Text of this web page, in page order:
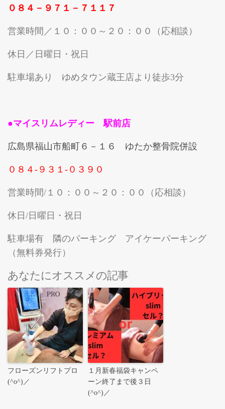
０８４－９７１－７１１７
営業時間／１０：００～２０：００（応相談）
休日／日曜日・祝日
駐車場あり ゆめタウン蔵王店より徒歩3分
●マイスリムレディー 駅前店
広島県福山市船町６－１６ ゆたか整骨院併設
０８４-９３１-０３９０
営業時間/１０：００～２０：００（応相談）
休日/日曜日・祝日
駐車場有 隣のパーキング アイケーパーキング
（無料券発行）
あなたにオススメの記事
フローズンリフトプロ
(^o^)／
１月新春福袋キャンペ
ーン終了まで後３日
(^o^)／